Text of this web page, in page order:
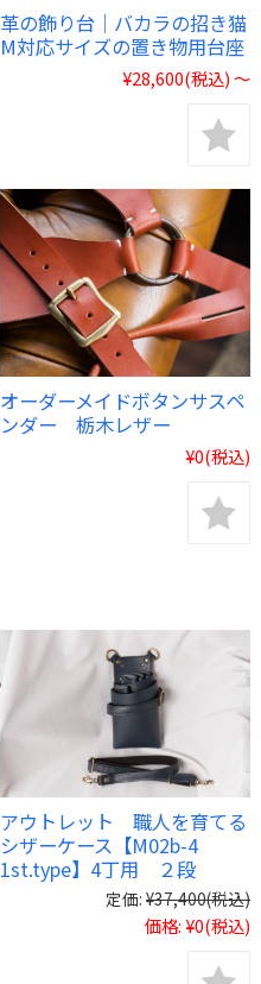
革の飾り台｜バカラの招き猫
M対応サイズの置き物用台座
¥28,600(税込)～
オーダーメイドボタンサスペ
ンダー 栃木レザー
¥0(税込)
アウトレット 職人を育てる
シザーケース【M02b-4
1st.type】4丁用 ２段
定価: ¥37,400(税込)
価格: ¥0(税込)